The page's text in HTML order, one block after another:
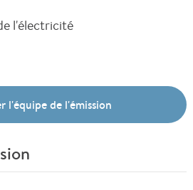
l'électricité
l'équipe de l'émission